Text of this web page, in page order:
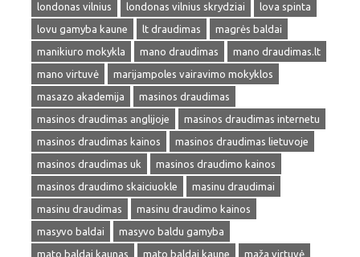
londonas vilnius
londonas vilnius skrydziai
lova spinta
lovu gamyba kaune
lt draudimas
magrės baldai
manikiuro mokykla
mano draudimas
mano draudimas.lt
mano virtuvė
marijampoles vairavimo mokyklos
masazo akademija
masinos draudimas
masinos draudimas anglijoje
masinos draudimas internetu
masinos draudimas kainos
masinos draudimas lietuvoje
masinos draudimas uk
masinos draudimo kainos
masinos draudimo skaiciuokle
masinu draudimai
masinu draudimas
masinu draudimo kainos
masyvo baldai
masyvo baldu gamyba
mato baldai kaunas
mato baldai kaune
maža virtuvė